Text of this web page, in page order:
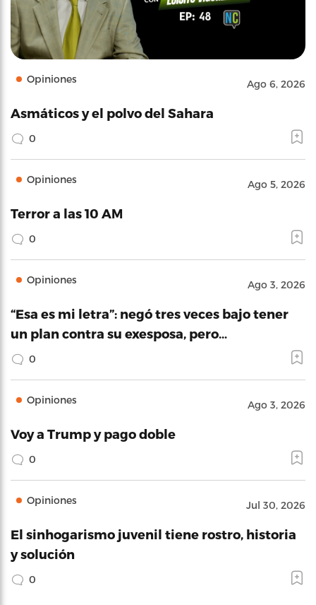
Opiniones Ago 6, 2026
Asmáticos y el polvo del Sahara
0
Opiniones Ago 5, 2026
Terror a las 10 AM
0
Opiniones Ago 3, 2026
“Esa es mi letra”: negó tres veces bajo tener
un plan contra su exesposa, pero…
0
Opiniones Ago 3, 2026
Voy a Trump y pago doble
0
Opiniones Jul 30, 2026
El sinhogarismo juvenil tiene rostro, historia
y solución
0